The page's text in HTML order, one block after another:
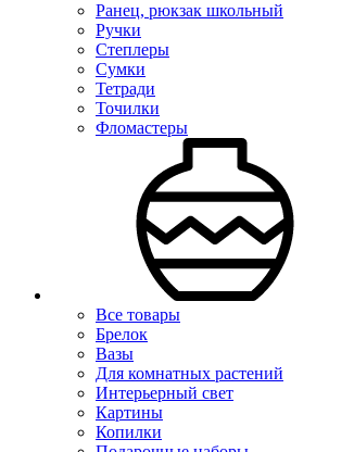
Ранец, рюкзак школьный
Ручки
Степлеры
Сумки
Тетради
Точилки
Фломастеры
Все товары
Брелок
Вазы
Для комнатных растений
Интерьерный свет
Картины
Копилки